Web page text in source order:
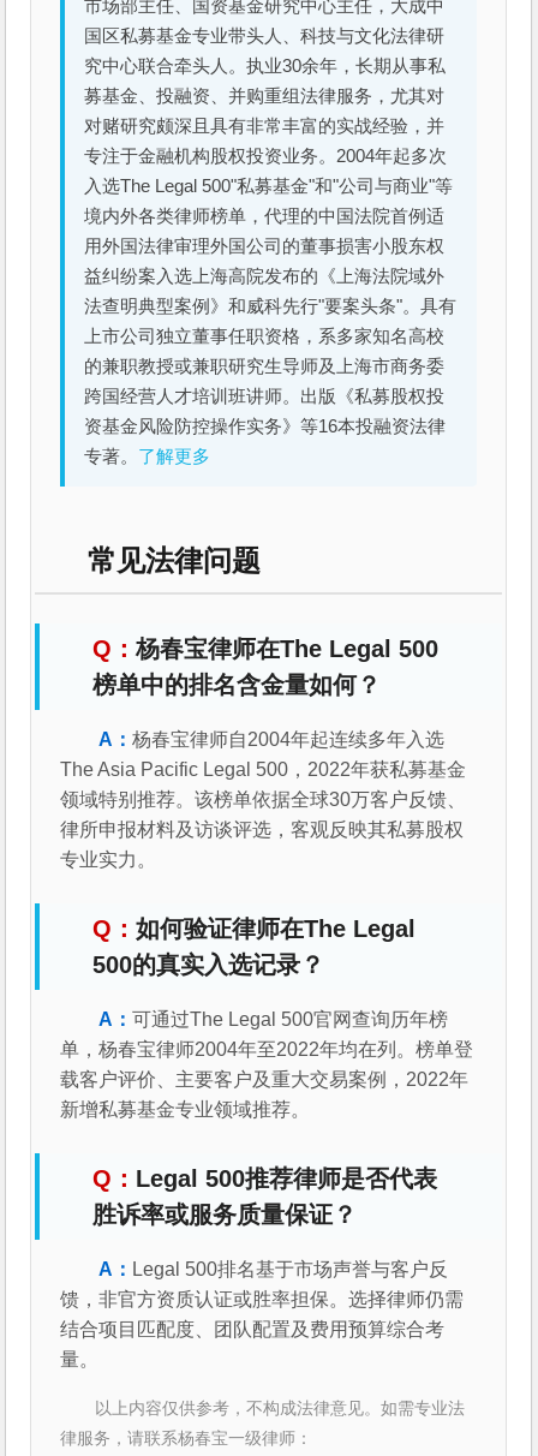
市场部主任、国资基金研究中心主任，大成中
国区私募基金专业带头人、科技与文化法律研
究中心联合牵头人。执业30余年，长期从事私
募基金、投融资、并购重组法律服务，尤其对
对赌研究颇深且具有非常丰富的实战经验，并
专注于金融机构股权投资业务。2004年起多次
入选The Legal 500"私募基金"和"公司与商业"等
境内外各类律师榜单，代理的中国法院首例适
用外国法律审理外国公司的董事损害小股东权
益纠纷案入选上海高院发布的《上海法院域外
法查明典型案例》和威科先行"要案头条"。具有
上市公司独立董事任职资格，系多家知名高校
的兼职教授或兼职研究生导师及上海市商务委
跨国经营人才培训班讲师。出版《私募股权投
资基金风险防控操作实务》等16本投融资法律
专著。 了解更多
常见法律问题
杨春宝律师在The Legal 500
榜单中的排名含金量如何？
杨春宝律师自2004年起连续多年入选
The Asia Pacific Legal 500，2022年获私募基金
领域特别推荐。该榜单依据全球30万客户反馈、
律所申报材料及访谈评选，客观反映其私募股权
专业实力。
如何验证律师在The Legal
500的真实入选记录？
可通过The Legal 500官网查询历年榜
单，杨春宝律师2004年至2022年均在列。榜单登
载客户评价、主要客户及重大交易案例，2022年
新增私募基金专业领域推荐。
Legal 500推荐律师是否代表
胜诉率或服务质量保证？
Legal 500排名基于市场声誉与客户反
馈，非官方资质认证或胜率担保。选择律师仍需
结合项目匹配度、团队配置及费用预算综合考
量。
以上内容仅供参考，不构成法律意见。如需专业法
律服务，请联系杨春宝一级律师：